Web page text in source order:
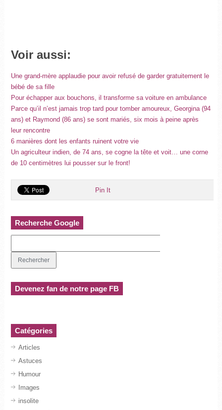
Voir aussi:
Une grand-mère applaudie pour avoir refusé de garder gratuitement le
bébé de sa fille
Pour échapper aux bouchons, il transforme sa voiture en ambulance
Parce qu’il n’est jamais trop tard pour tomber amoureux, Georgina (94
ans) et Raymond (86 ans) se sont mariés, six mois à peine après
leur rencontre
6 manières dont les enfants ruinent votre vie
Un agriculteur indien, de 74 ans, se cogne la tête et voit… une corne
de 10 centimètres lui pousser sur le front!
Pin It
Recherche Google
Devenez fan de notre page FB
Catégories
Articles
Astuces
Humour
Images
insolite